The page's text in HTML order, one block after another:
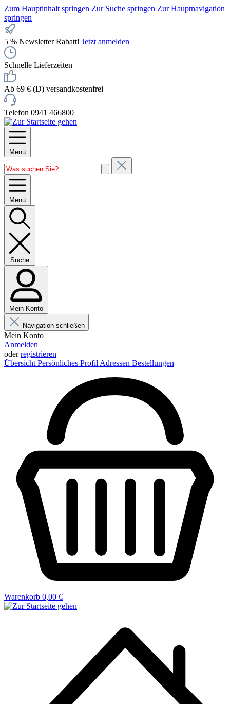
Zum Hauptinhalt springen Zur Suche springen Zur Hauptnavigation
springen
5 % Newsletter Rabatt! Jetzt anmelden
Schnelle Lieferzeiten
Ab 69 € (D) versandkostenfrei
Telefon 0941 466800
Menü
Menü
Suche
Mein Konto
Navigation schließen
Mein Konto
Anmelden
oderregistrieren
Übersicht Persönliches Profil Adressen Bestellungen
Warenkorb 0,00 €